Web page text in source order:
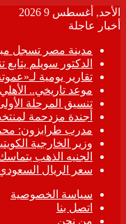
الأحد, أغسطس 9 2026
أخبار عاجلة
مدينة مصر تسجل مبيعات جديدة بقيمة 28.4 مليار جنيه
الدكتور سويلم
تقارير يومية
موعد تاريخي.. الأهلي
تنسيق المرحلة
أجندة مزدحمة
مدرب طرابزون:
وزير الخارجية
الجنيه الذهب
سعر الريال السعودي
سياسة الخصوصية
اتصل بنا
من نحن